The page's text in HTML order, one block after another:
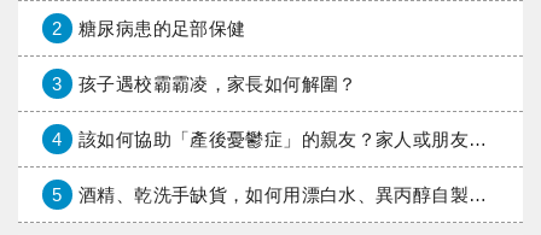
2 糖尿病患的足部保健
3 孩子遇校霸霸凌，家長如何解圍？
4 該如何協助「產後憂鬱症」的親友？家人或朋友的陪伴指南
5 酒精、乾洗手缺貨，如何用漂白水、異丙醇自製消毒水？